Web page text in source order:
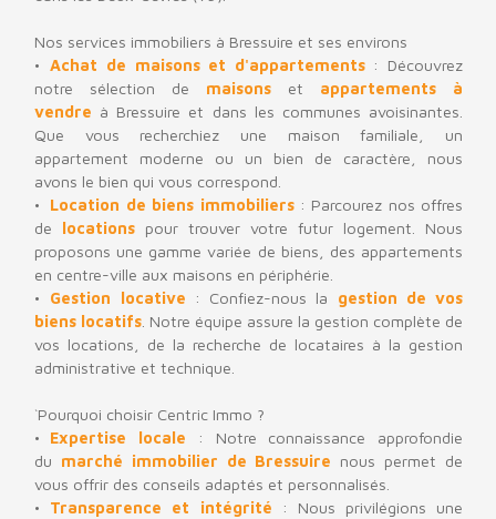
Nos services immobiliers à Bressuire et ses environs
Achat de maisons et d'appartements : Découvrez
notre sélection de
maisons et
appartements à
vendre à Bressuire et dans les communes avoisinantes.
Que vous recherchiez une maison familiale, un
appartement moderne ou un bien de caractère, nous
avons le bien qui vous correspond.
Location de biens immobiliers : Parcourez nos offres
de
locations pour trouver votre futur logement. Nous
proposons une gamme variée de biens, des appartements
en centre-ville aux maisons en périphérie.
Gestion locative
: Confiez-nous la
gestion de vos
biens locatifs . Notre équipe assure la gestion complète de
vos locations, de la recherche de locataires à la gestion
administrative et technique.
`Pourquoi choisir Centric Immo ?
Expertise locale
: Notre connaissance approfondie
du marché immobilier de Bressuire nous permet de
vous offrir des conseils adaptés et personnalisés.
Transparence et intégrité
: Nous privilégions une